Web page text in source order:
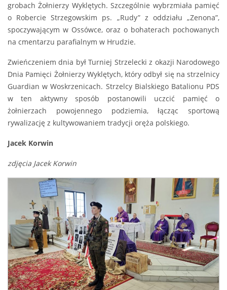
grobach Żołnierzy Wyklętych. Szczególnie wybrzmiała pamięć
o Robercie Strzegowskim ps. „Rudy” z oddziału „Zenona”,
spoczywającym w Ossówce, oraz o bohaterach pochowanych
na cmentarzu parafialnym w Hrudzie.
Zwieńczeniem dnia był Turniej Strzelecki z okazji Narodowego
Dnia Pamięci Żołnierzy Wyklętych, który odbył się na strzelnicy
Guardian w Woskrzenicach. Strzelcy Bialskiego Batalionu PDS
w ten aktywny sposób postanowili uczcić pamięć o
żołnierzach powojennego podziemia, łącząc sportową
rywalizację z kultywowaniem tradycji oręża polskiego.
Jacek Korwin
zdjęcia Jacek Korwin